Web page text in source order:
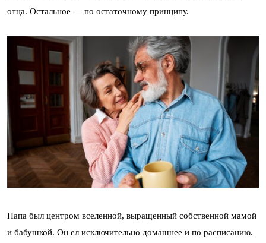
отца. Остальное — по остаточному принципу.
Папа был центром вселенной, выращенный собственной мамой
и бабушкой. Он ел исключительно домашнее и по расписанию.